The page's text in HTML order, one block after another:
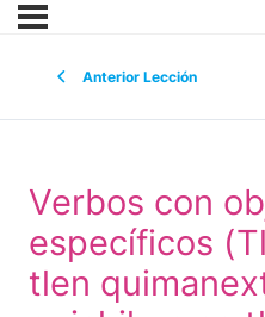
Anterior Lección
Verbos con
específicos
tlen